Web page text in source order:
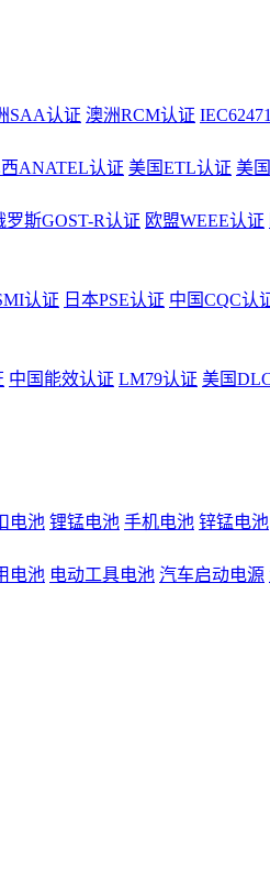
SAA认证 澳洲RCM认证
西ANATEL认证 美国ETL认证 美
罗斯GOST-R认证 欧盟WEEE认证
认证 日本PSE认证 中国CQC认
中国能效认证 LM79认证 美国
电池 锂锰电池 手机电池 锌锰电池
电池 电动工具电池 汽车启动电源